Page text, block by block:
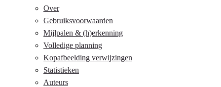
Over
Gebruiksvoorwaarden
Mijlpalen & (h)erkenning
Volledige planning
Kopafbeelding verwijzingen
Statistieken
Auteurs